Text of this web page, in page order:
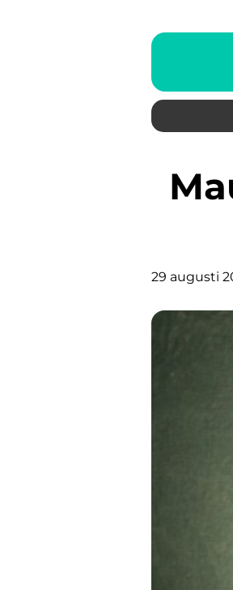
Mauritius Resa: Upptäckning
29 augusti